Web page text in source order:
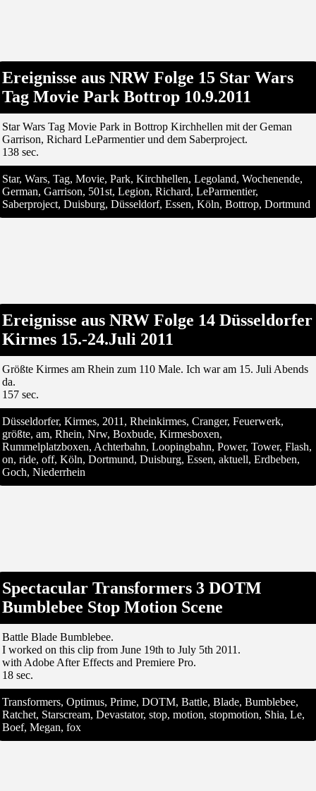
Ereignisse aus NRW Folge 15 Star Wars
Tag Movie Park Bottrop 10.9.2011
Star Wars Tag Movie Park in Bottrop Kirchhellen mit der Geman
Garrison, Richard LeParmentier und dem Saberproject.
138 sec.
Star, Wars, Tag, Movie, Park, Kirchhellen, Legoland, Wochenende,
German, Garrison, 501st, Legion, Richard, LeParmentier,
Saberproject, Duisburg, Düsseldorf, Essen, Köln, Bottrop, Dortmund
Ereignisse aus NRW Folge 14 Düsseldorfer
Kirmes 15.-24.Juli 2011
Größte Kirmes am Rhein zum 110 Male. Ich war am 15. Juli Abends
da.
157 sec.
Düsseldorfer, Kirmes, 2011, Rheinkirmes, Cranger, Feuerwerk,
größte, am, Rhein, Nrw, Boxbude, Kirmesboxen,
Rummelplatzboxen, Achterbahn, Loopingbahn, Power, Tower, Flash,
on, ride, off, Köln, Dortmund, Duisburg, Essen, aktuell, Erdbeben,
Goch, Niederrhein
Spectacular Transformers 3 DOTM
Bumblebee Stop Motion Scene
Battle Blade Bumblebee.
I worked on this clip from June 19th to July 5th 2011.
with Adobe After Effects and Premiere Pro.
18 sec.
Transformers, Optimus, Prime, DOTM, Battle, Blade, Bumblebee,
Ratchet, Starscream, Devastator, stop, motion, stopmotion, Shia, Le,
Boef, Megan, fox